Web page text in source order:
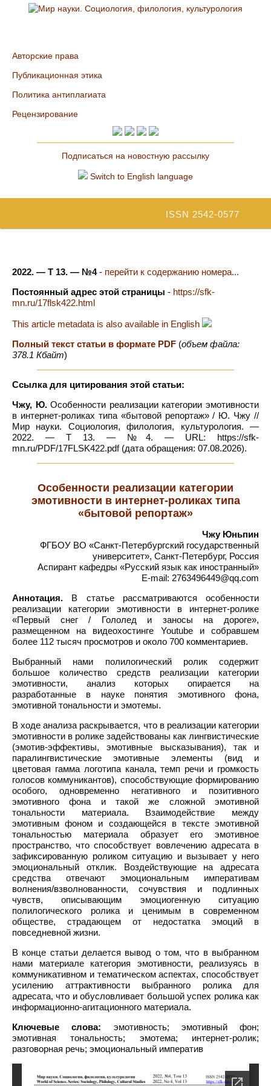
Авторские права
Публикационная этика
Политика антиплагиата
Рецензирование
Подписаться на новостную рассылку
Switch to English language
ISSN 2542-0577
2022. — Т 13. — №4- перейти к содержанию номера...
Постоянный адрес этой страницы - https://sfk-
mn.ru/17flsk422.html
This article metadata is also available in English
Полный текст статьи в формате PDF (объем файла:
378.1 Кбайт)
Ссылка для цитирования этой статьи:
Чжу, Ю.Особенности реализации категории эмотивности
в интернет-роликах типа «бытовой репортаж» / Ю. Чжу //
Мир науки. Социология, филология, культурология. —
2022. — Т 13. — №4. — URL: https://sfk-
mn.ru/PDF/17FLSK422.pdf (дата обращения: 07.08.2026).
Особенности реализации категории
эмотивности в интернет-роликах типа
«бытовой репортаж»
Чжу Юньпин
ФГБОУ ВО «Санкт-Петербургский государственный
университет», Санкт-Петербург, Россия
Аспирант кафедры «Русский язык как иностранный»
E-mail: 2763496449@qq.com
Аннотация. В статье рассматриваются особенности
реализации категории эмотивности в интернет-ролике
«Первый снег / Гололед и заносы на дороге»,
размещенном на видеохостинге Youtube и собравшем
более 112 тысяч просмотров и около 700 комментариев.
Выбранный нами полилогический ролик содержит
большое количество средств реализации категории
эмотивности, анализ которых опирается на
разработанные в науке понятия эмотивного фона,
эмотивной тональности и эмотемы.
В ходе анализа раскрывается, что в реализации категории
эмотивности в ролике задействованы как лингвистические
(эмотив-эффективы, эмотивные высказывания), так и
паралингвистические эмотивные элементы (вид и
цветовая гамма логотипа канала, темп речи и громкость
голосов коммуникантов), способствующие формированию
особого, одновременно негативного и позитивного
эмотивного фона и такой же сложной эмотивной
тональности материала. Взаимодействие между
эмотивным фоном и создающейся в тексте эмотивной
тональностью материала образует его эмотивное
пространство, что способствует вовлечению адресата в
зафиксированную роликом ситуацию и вызывает у него
эмоциональный отклик. Воздействующие на адресата
средства отвечают эмоциональным императивам
волнения/взволнованности, сочувствия и подлинных
чувств, описывающим эмоциогенную ситуацию
полилогического ролика и ценимым в современном
обществе, страдающем от недостатка эмоций в
повседневной жизни.
В конце статьи делается вывод о том, что в выбранном
нами материале категория эмотивности, реализуясь в
коммуникативном и тематическом аспектах, способствует
усилению аттрактивности выбранного ролика для
адресата, что и обусловливает большой успех ролика как
информационно-агитационного материала.
Ключевые слова: эмотивность; эмотивный фон;
эмотивная тональность; эмотема; интернет-ролик;
разговорная речь; эмоциональный императив